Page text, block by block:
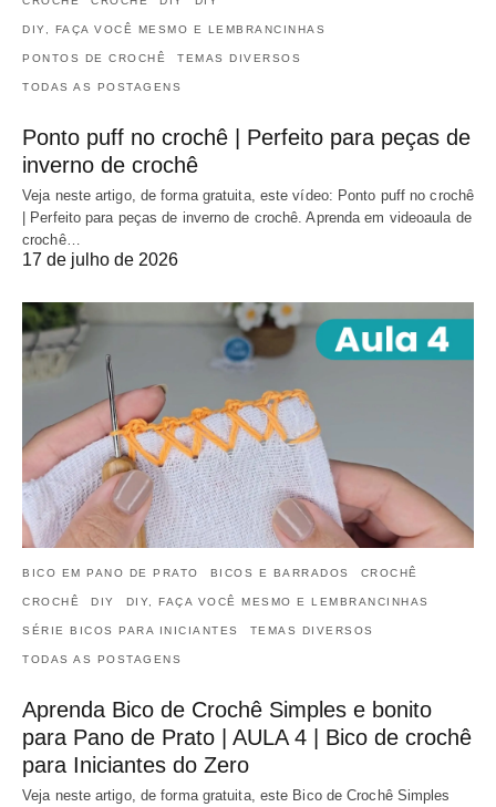
DIY, FAÇA VOCÊ MESMO E LEMBRANCINHAS
PONTOS DE CROCHÊ TEMAS DIVERSOS
TODAS AS POSTAGENS
Ponto puff no crochê | Perfeito para peças de
inverno de crochê
Veja neste artigo, de forma gratuita, este vídeo: Ponto puff no crochê
| Perfeito para peças de inverno de crochê. Aprenda em videoaula de
crochê…
17 de julho de 2026
BICO EM PANO DE PRATO BICOS E BARRADOS CROCHÊ
CROCHÊ DIY DIY, FAÇA VOCÊ MESMO E LEMBRANCINHAS
SÉRIE BICOS PARA INICIANTES TEMAS DIVERSOS
TODAS AS POSTAGENS
Aprenda Bico de Crochê Simples e bonito
para Pano de Prato | AULA 4 | Bico de crochê
para Iniciantes do Zero
Veja neste artigo, de forma gratuita, este Bico de Crochê Simples